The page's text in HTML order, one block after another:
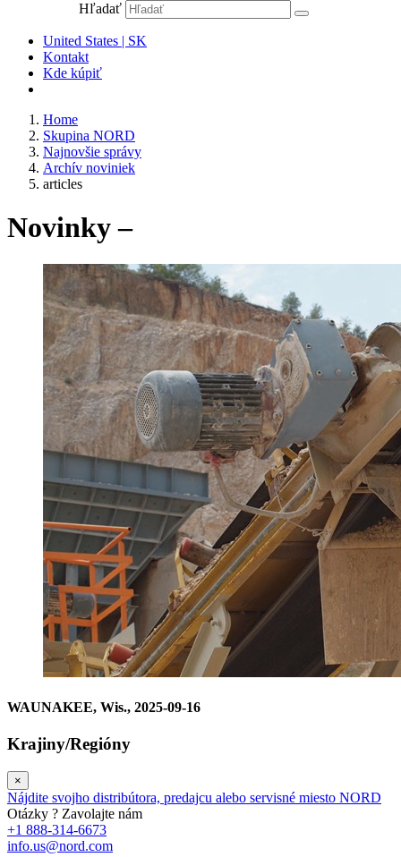
Hľadať
United States | SK
Kontakt
Kde kúpiť
Home
Skupina NORD
Najnovšie správy
Archív noviniek
articles
Novinky –
WAUNAKEE, Wis., 2025-09-16
Krajiny/Regióny
×
Nájdite svojho distribútora, predajcu alebo servisné miesto NORD
Otázky ? Zavolajte nám
+1 888-314-6673
info.us@nord.com